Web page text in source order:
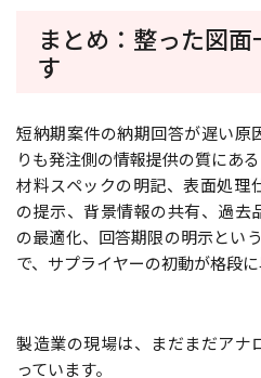
まとめ：整った図
す
短納期案件の納期回答が遅い原
りも発注側の情報提供の質にある
材料スペックの明記、表面処理
の提示、背景情報の共有、過去
の最適化、回答期限の明示とい
で、サプライヤーの初動が格段に
製造業の現場は、まだまだアナ
っています。